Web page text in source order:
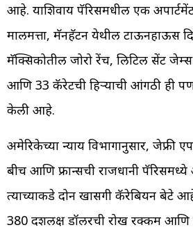
आहे. याशिवाय पॅरिसमधील एक
मालमत्ता, मॅनहॅटन येथील टाऊनहाऊस
मॅक्सिकोतील जोरो रेंच, लिटिल सेंट जेम्स
आणि 33 कॅरेटची हिऱ्याची आंगठी ही
केली आहे.
अमेरिकेच्या न्याय विभागानुसार, जेफ्री
बीच आणि फ्रान्सची राजधानी
त्याच्याकडे दोन खासगी कॅरेबियन बेटे
380 दशलक्ष डॉलरची रोख रक्कम आणि